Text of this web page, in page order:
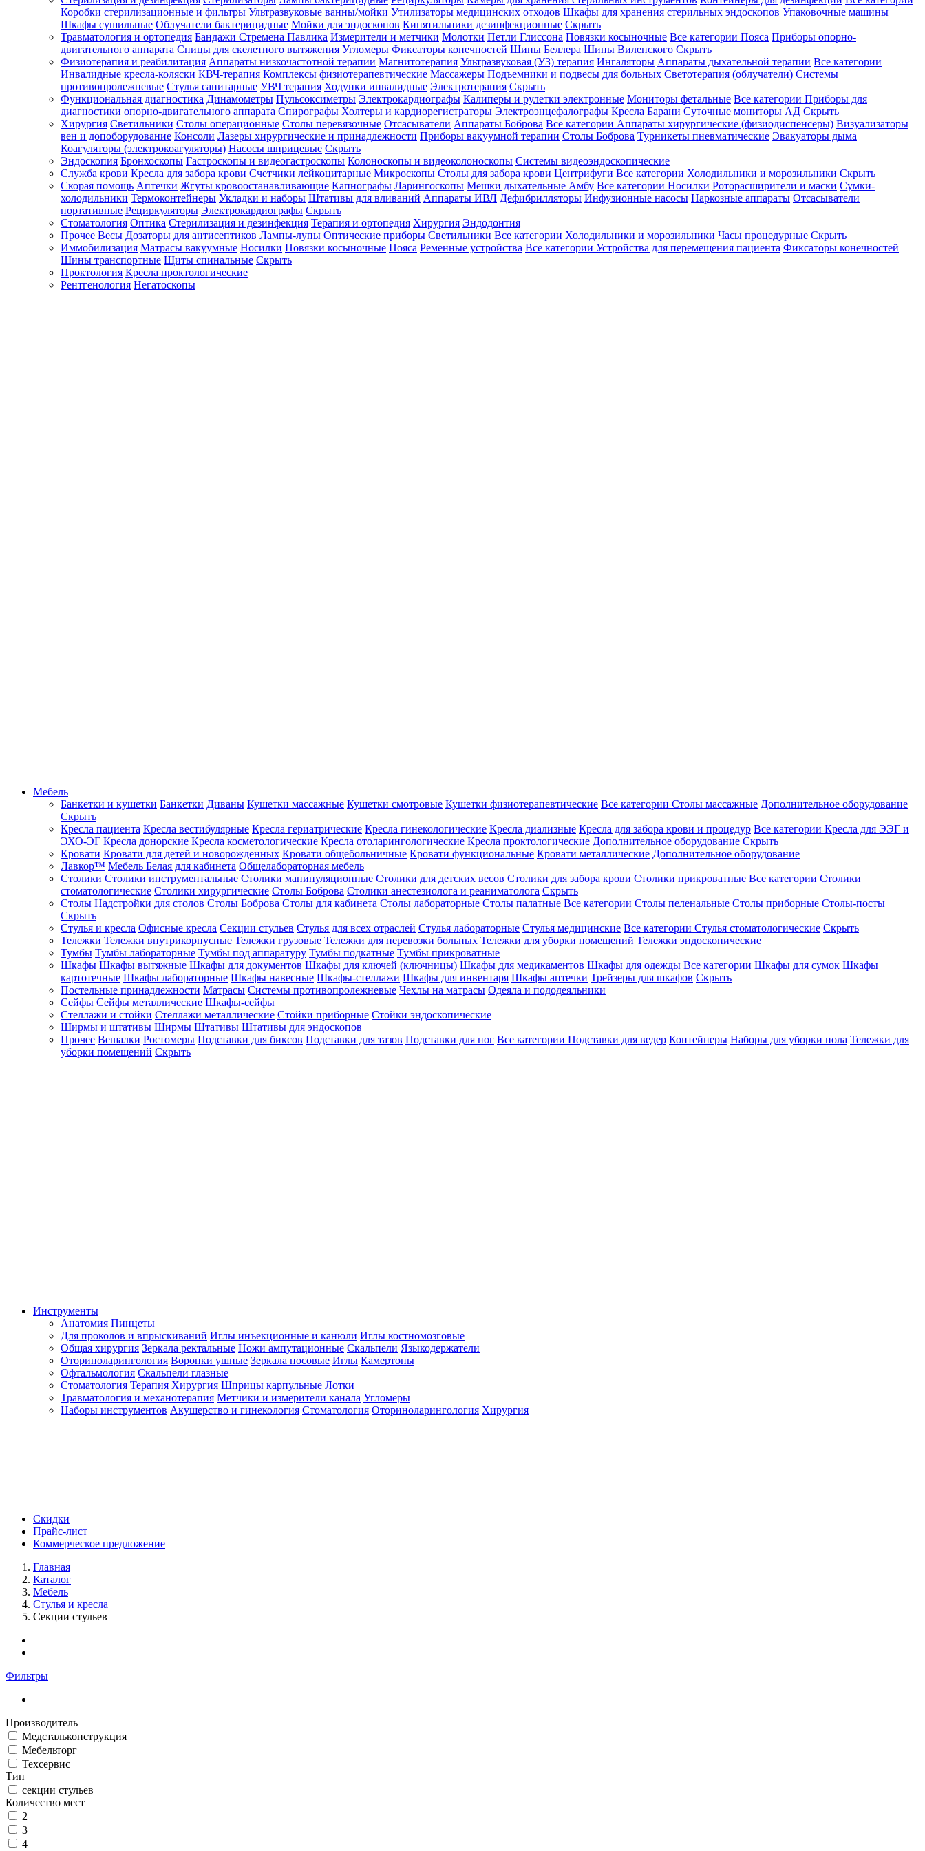
Зарегистрироваться
Зачем
регистрироваться?
Все
покупки
в
одном
месте
Личный
менеджер
Отслеживание
статуса
заказа
Коробки стерилизационные и фильтры Ультразвуковые ванны/мойки Утилизаторы медицинских отходов Шкафы для хранения стерильных эндоскопов Упаковочные машины
Шкафы сушильные Облучатели бактерицидные Мойки для эндоскопов Кипятильники дезинфекционные Скрыть
Травматология и ортопедия Бандажи Стремена Павлика Измерители и метчики Молотки Петли Глиссона Повязки косыночные Все категории Пояса Приборы опорно-
двигательного аппарата Спицы для скелетного вытяжения Угломеры Фиксаторы конечностей Шины Беллера Шины Виленского Скрыть
Физиотерапия и реабилитация Аппараты низкочастотной терапии Магнитотерапия Ультразвуковая (УЗ) терапия Ингаляторы Аппараты дыхательной терапии Все категории
Инвалидные кресла-коляски КВЧ-терапия Комплексы физиотерапевтические Массажеры Подъемники и подвесы для больных Светотерапия (облучатели) Системы
противопролежневые Стулья санитарные УВЧ терапия Ходунки инвалидные Электротерапия Скрыть
Функциональная диагностика Динамометры Пульсоксиметры Электрокардиографы Калиперы и рулетки электронные Мониторы фетальные Все категории Приборы для
диагностики опорно-двигательного аппарата Спирографы Холтеры и кардиорегистраторы Электроэнцефалографы Кресла Барани Суточные мониторы АД Скрыть
Хирургия Светильники Столы операционные Столы перевязочные Отсасыватели Аппараты Боброва Все категории Аппараты хирургические (физиодиспенсеры) Визуализаторы
вен и допоборудование Консоли Лазеры хирургические и принадлежности Приборы вакуумной терапии Столы Боброва Турникеты пневматические Эвакуаторы дыма
Коагуляторы (электрокоагуляторы) Насосы шприцевые Скрыть
Эндоскопия Бронхоскопы Гастроскопы и видеогастроскопы Колоноскопы и видеоколоноскопы Системы видеоэндоскопические
Служба крови Кресла для забора крови Счетчики лейкоцитарные Микроскопы Столы для забора крови Центрифуги Все категории Холодильники и морозильники Скрыть
Скорая помощь Аптечки Жгуты кровоостанавливающие Капнографы Ларингоскопы Мешки дыхательные Амбу Все категории Носилки Роторасширители и маски Сумки-
холодильники Термоконтейнеры Укладки и наборы Штативы для вливаний Аппараты ИВЛ Дефибрилляторы Инфузионные насосы Наркозные аппараты Отсасыватели
портативные Рециркуляторы Электрокардиографы Скрыть
Стоматология Оптика Стерилизация и дезинфекция Терапия и ортопедия Хирургия Эндодонтия
Прочее Весы Дозаторы для антисептиков Лампы-лупы Оптические приборы Светильники Все категории Холодильники и морозильники Часы процедурные Скрыть
Иммобилизация Матрасы вакуумные Носилки Повязки косыночные Пояса Ременные устройства Все категории Устройства для перемещения пациента Фиксаторы конечностей
Шины транспортные Щиты спинальные Скрыть
Проктология Кресла проктологические
Рентгенология Негатоскопы
Мебель
Банкетки и кушетки Банкетки Диваны Кушетки массажные Кушетки смотровые Кушетки физиотерапевтические Все категории Столы массажные Дополнительное оборудование
Скрыть
Кресла пациента Кресла вестибулярные Кресла гериатрические Кресла гинекологические Кресла диализные Кресла для забора крови и процедур Все категории Кресла для ЭЭГ и
ЭХО-ЭГ Кресла донорские Кресла косметологические Кресла отоларингологические Кресла проктологические Дополнительное оборудование Скрыть
Кровати Кровати для детей и новорожденных Кровати общебольничные Кровати функциональные Кровати металлические Дополнительное оборудование
Лавкор™ Мебель Белая для кабинета Общелабораторная мебель
Столики Столики инструментальные Столики манипуляционные Столики для детских весов Столики для забора крови Столики прикроватные Все категории Столики
стоматологические Столики хирургические Столы Боброва Столики анестезиолога и реаниматолога Скрыть
Столы Надстройки для столов Столы Боброва Столы для кабинета Столы лабораторные Столы палатные Все категории Столы пеленальные Столы приборные Столы-посты
Скрыть
Стулья и кресла Офисные кресла Секции стульев Стулья для всех отраслей Стулья лабораторные Стулья медицинские Все категории Стулья стоматологические Скрыть
Тележки Тележки внутрикорпусные Тележки грузовые Тележки для перевозки больных Тележки для уборки помещений Тележки эндоскопические
Тумбы Тумбы лабораторные Тумбы под аппаратуру Тумбы подкатные Тумбы прикроватные
Шкафы Шкафы вытяжные Шкафы для документов Шкафы для ключей (ключницы) Шкафы для медикаментов Шкафы для одежды Все категории Шкафы для сумок Шкафы
картотечные Шкафы лабораторные Шкафы навесные Шкафы-стеллажи Шкафы для инвентаря Шкафы аптечки Трейзеры для шкафов Скрыть
Постельные принадлежности Матрасы Системы противопролежневые Чехлы на матрасы Одеяла и пододеяльники
Сейфы Сейфы металлические Шкафы-сейфы
Стеллажи и стойки Стеллажи металлические Стойки приборные Стойки эндоскопические
Ширмы и штативы Ширмы Штативы Штативы для эндоскопов
Прочее Вешалки Ростомеры Подставки для биксов Подставки для тазов Подставки для ног Все категории Подставки для ведер Контейнеры Наборы для уборки пола Тележки для
уборки помещений Скрыть
Инструменты
Анатомия Пинцеты
Для проколов и впрыскиваний Иглы инъекционные и канюли Иглы костномозговые
Общая хирургия Зеркала ректальные Ножи ампутационные Скальпели Языкодержатели
Оториноларингология Воронки ушные Зеркала носовые Иглы Камертоны
Офтальмология Скальпели глазные
Стоматология Терапия Хирургия Шприцы карпульные Лотки
Травматология и механотерапия Метчики и измерители канала Угломеры
Наборы инструментов Акушерство и гинекология Стоматология Оториноларингология Хирургия
Скидки
Прайс-лист
Коммерческое предложение
Главная
Каталог
Мебель
Стулья и кресла
Секции стульев
Фильтры
Производитель
Медстальконструкция
Мебельторг
Техсервис
Тип
секции стульев
Количество мест
2
3
4